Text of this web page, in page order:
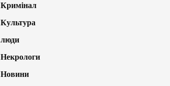
Кримінал
Культура
люди
Некрологи
Новини